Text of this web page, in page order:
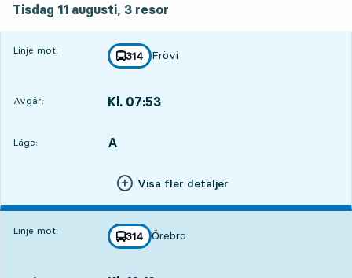
Tisdag 11 augusti, 3 resor
Linje mot: linje
314
mot
Frövi
,
Avgår: Kl. 07:53
Läge:
LÄGE, A
,
Visa fler detaljer
Linje mot: linje
314
mot
Örebro
,